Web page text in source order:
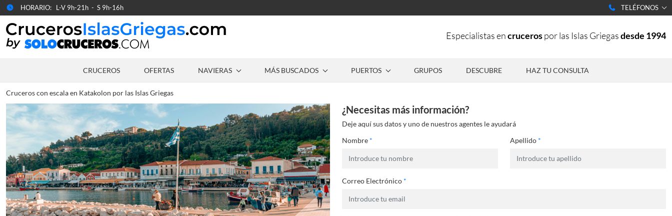
HORARIO: L-V 9h-21h - S 9h-16h TELÉFONOS
Especialistas encrucerospor las Islas Griegasdesde 1994
CRUCEROS OFERTAS NAVIERAS MÁS BUSCADOS PUERTOS GRUPOS DESCUBRE HAZ TU CONSULTA
Cruceros con escala en Katakolon por las Islas Griegas
¿Necesitas más información?
Deje aquí sus datos y uno de nuestros agentes le ayudará
Nombre * Apellido *
Correo Electrónico *